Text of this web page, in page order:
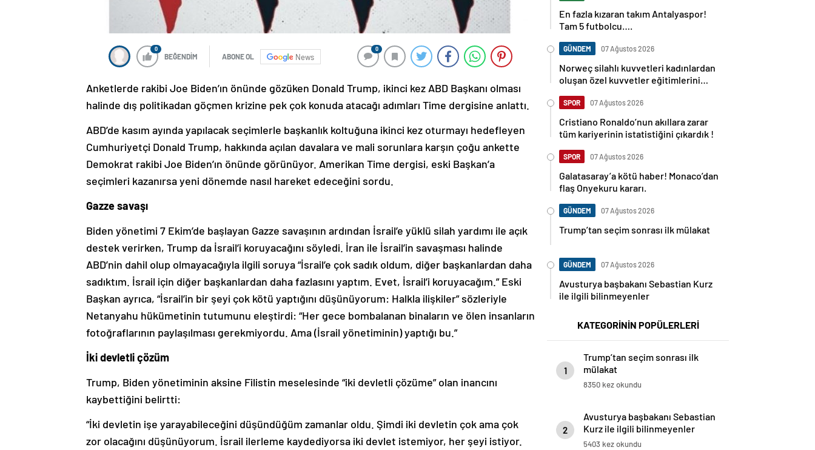
0
BEĞENDİM ABONE OL News
0
Anketlerde rakibi Joe Biden’ın önünde gözüken Donald Trump, ikinci kez ABD Başkanı olması
halinde dış politikadan göçmen krizine pek çok konuda atacağı adımları Time dergisine anlattı.
ABD’de kasım ayında yapılacak seçimlerle başkanlık koltuğuna ikinci kez oturmayı hedefleyen
Cumhuriyetçi Donald Trump, hakkında açılan davalara ve mali sorunlara karşın çoğu ankette
Demokrat rakibi Joe Biden’ın önünde görünüyor. Amerikan Time dergisi, eski Başkan’a
seçimleri kazanırsa yeni dönemde nasıl hareket edeceğini sordu.
Gazze savaşı
Biden yönetimi 7 Ekim’de başlayan Gazze savaşının ardından İsrail’e yüklü silah yardımı ile açık
destek verirken, Trump da İsrail’i koruyacağını söyledi. İran ile İsrail’in savaşması halinde
ABD’nin dahil olup olmayacağıyla ilgili soruya “İsrail’e çok sadık oldum, diğer başkanlardan daha
sadıktım. İsrail için diğer başkanlardan daha fazlasını yaptım. Evet, İsrail’i koruyacağım.” Eski
Başkan ayrıca, “İsrail’in bir şeyi çok kötü yaptığını düşünüyorum: Halkla ilişkiler” sözleriyle
Netanyahu hükümetinin tutumunu eleştirdi: “Her gece bombalanan binaların ve ölen insanların
fotoğraflarının paylaşılması gerekmiyordu. Ama (İsrail yönetiminin) yaptığı bu.”
İki devletli çözüm
Trump, Biden yönetiminin aksine Filistin meselesinde “iki devletli çözüme” olan inancını
kaybettiğini belirtti:
“İki devletin işe yarayabileceğini düşündüğüm zamanlar oldu. Şimdi iki devletin çok ama çok
zor olacağını düşünüyorum. İsrail ilerleme kaydediyorsa iki devlet istemiyor, her şeyi istiyor.
En fazla kızaran takım Antalyaspor!
Tam 5 futbolcu….
GÜNDEM 07 Ağustos 2026
Norweç silahlı kuvvetleri kadınlardan
oluşan özel kuvvetler eğitimlerini
SPOR 07 Ağustos 2026
Cristiano Ronaldo’nun akıllara zarar
tüm kariyerinin istatistiğini çıkardık !
SPOR 07 Ağustos 2026
Galatasaray’a kötü haber! Monaco’dan
flaş Onyekuru kararı.
GÜNDEM 07 Ağustos 2026
Trump’tan seçim sonrası ilk mülakat
GÜNDEM 07 Ağustos 2026
Avusturya başbakanı Sebastian Kurz
ile ilgili bilinmeyenler
KATEGORİNİN POPÜLERLERİ
1
Trump’tan seçim sonrası ilk
mülakat
8350 kez okundu
2
Avusturya başbakanı Sebastian
Kurz ile ilgili bilinmeyenler
5403 kez okundu